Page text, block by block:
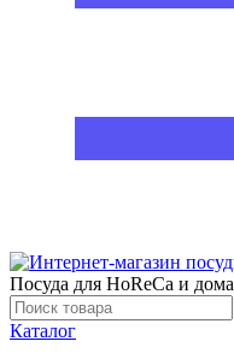
Посуда для HoReCa и дома
Каталог